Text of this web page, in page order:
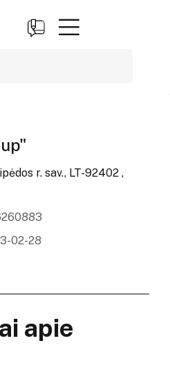
r. sav., LT-92402 ,
02-28
apie